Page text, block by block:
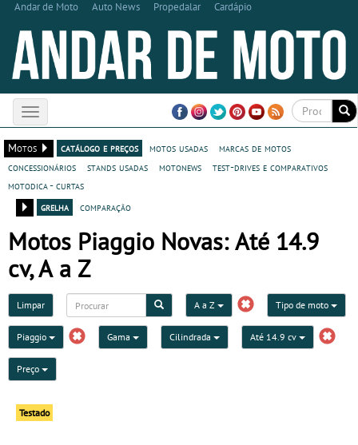
Andar de Moto Auto News Propedalar Cardápio
Toggle
navigation
Motos
catálogo e preços motos usadas
marcas de motos
concessionários
stands usadas motonews
test-drives e comparativos
motodica - curtas
grelha
comparação
Motos Piaggio Novas: Até 14.9
cv, A a Z
Limpar A a Z Tipo de moto
Piaggio Gama Cilindrada Até 14.9 cv
Preço
Testado